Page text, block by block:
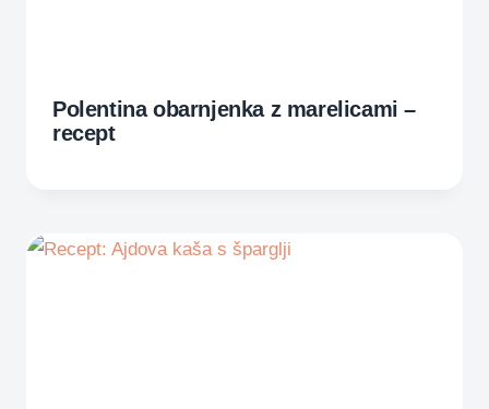
Polentina obarnjenka z marelicami –
recept